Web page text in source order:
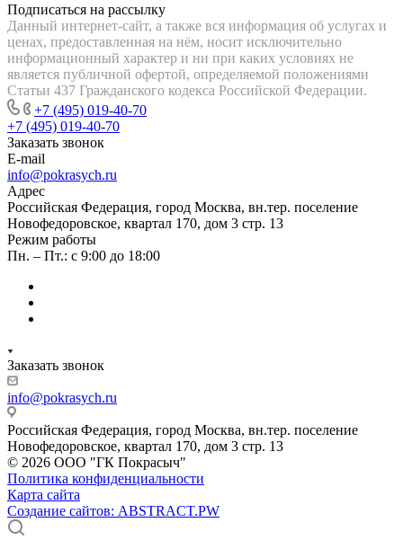
Подписаться на рассылку
Данный интернет-сайт, а также вся информация об услугах и
ценах, предоставленная на нём, носит исключительно
информационный характер и ни при каких условиях не
является публичной офертой, определяемой положениями
Статьи 437 Гражданского кодекса Российской Федерации.
+7 (495) 019-40-70
+7 (495) 019-40-70
Заказать звонок
E-mail
info@pokrasych.ru
Адрес
Российская Федерация, город Москва, вн.тер. поселение
Новофедоровское, квартал 170, дом 3 стр. 13
Режим работы
Пн. – Пт.: с 9:00 до 18:00
Заказать звонок
info@pokrasych.ru
Российская Федерация, город Москва, вн.тер. поселение
Новофедоровское, квартал 170, дом 3 стр. 13
© 2026 ООО "ГК Покрасыч"
Политика конфиденциальности
Карта сайта
Создание сайтов: ABSTRACT.PW